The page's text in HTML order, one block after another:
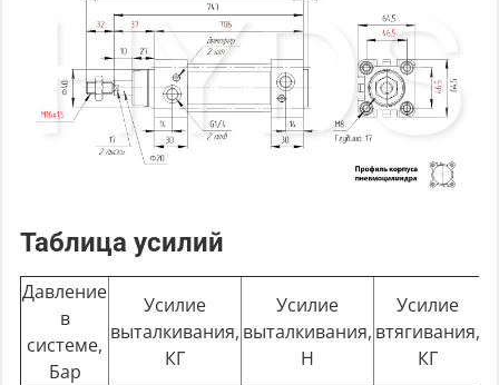
Таблица усилий
Давление
в
системе,
Бар
Усилие
выталкивания,
КГ
Усилие
выталкивания,
Н
Усилие
втягивания,
КГ